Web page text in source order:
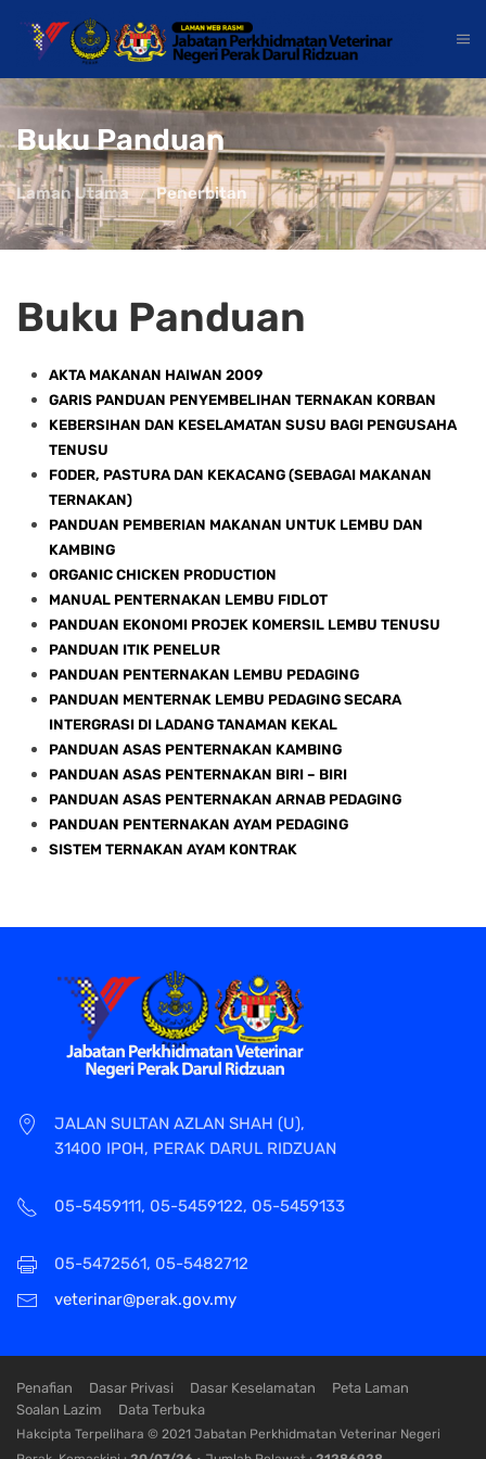
Buku Panduan
Laman Utama Penerbitan
Buku Panduan
AKTA MAKANAN HAIWAN 2009
GARIS PANDUAN PENYEMBELIHAN TERNAKAN KORBAN
KEBERSIHAN DAN KESELAMATAN SUSU BAGI PENGUSAHA
TENUSU
FODER, PASTURA DAN KEKACANG (SEBAGAI MAKANAN
TERNAKAN)
PANDUAN PEMBERIAN MAKANAN UNTUK LEMBU DAN
KAMBING
ORGANIC CHICKEN PRODUCTION
MANUAL PENTERNAKAN LEMBU FIDLOT
PANDUAN EKONOMI PROJEK KOMERSIL LEMBU TENUSU
PANDUAN ITIK PENELUR
PANDUAN PENTERNAKAN LEMBU PEDAGING
PANDUAN MENTERNAK LEMBU PEDAGING SECARA
INTERGRASI DI LADANG TANAMAN KEKAL
PANDUAN ASAS PENTERNAKAN KAMBING
PANDUAN ASAS PENTERNAKAN BIRI – BIRI
PANDUAN ASAS PENTERNAKAN ARNAB PEDAGING
PANDUAN PENTERNAKAN AYAM PEDAGING
SISTEM TERNAKAN AYAM KONTRAK
JALAN SULTAN AZLAN SHAH (U),
31400 IPOH, PERAK DARUL RIDZUAN
05-5459111, 05-5459122, 05-5459133
05-5472561, 05-5482712
veterinar@perak.gov.my
Penafian Dasar Privasi Dasar Keselamatan
Peta Laman
Soalan Lazim
Data Terbuka
Hakcipta Terpelihara © 2021 Jabatan Perkhidmatan Veterinar Negeri